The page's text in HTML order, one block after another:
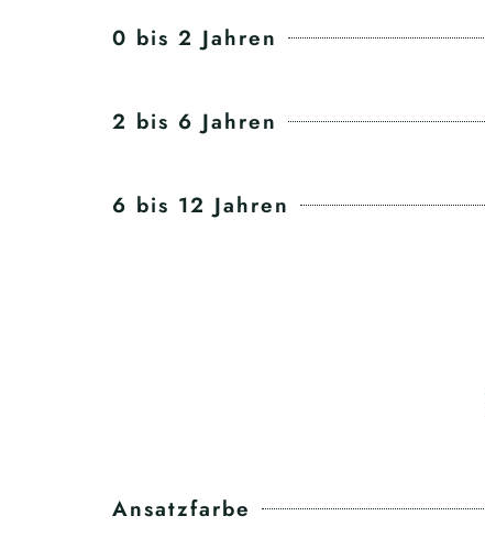
0 bis 2 Jahren
2 bis 6 Jahren
6 bis 12 Jahren
Ansatzfarbe